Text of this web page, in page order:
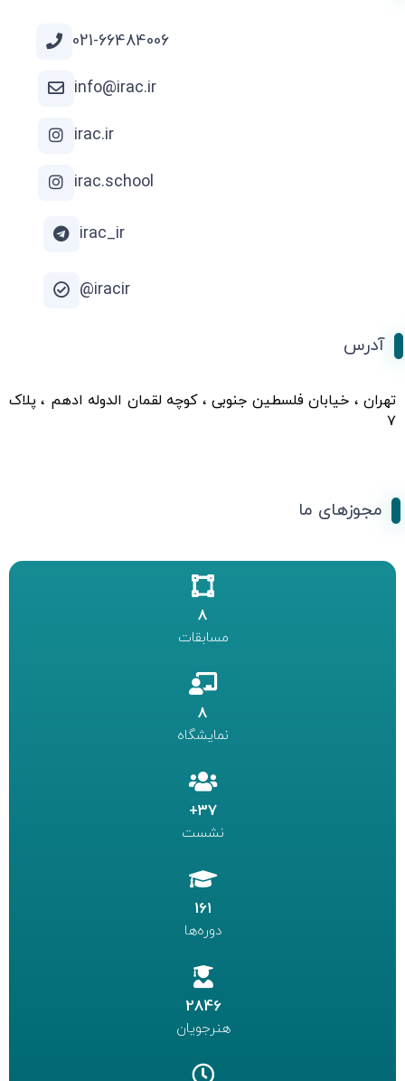
021-66484006
info@irac.ir
irac.ir
irac.school
irac_ir
iracir@
آدرس
تهران ، خیابان فلسطین جنوبی ، کوچه لقمان الدوله ادهم ، پلاک
۷
مجوزهای ما
8
مسابقات
8
نمایشگاه
37+
نشست
161
دوره‌ها
2846
هنرجویان